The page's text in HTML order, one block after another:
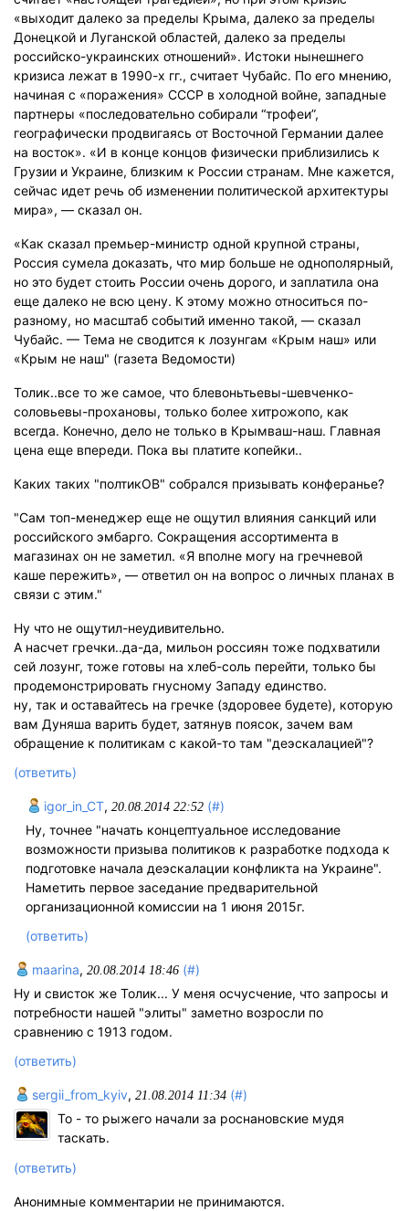
«выходит далеко за пределы Крыма, далеко за пределы
Донецкой и Луганской областей, далеко за пределы
российско-украинских отношений». Истоки нынешнего
кризиса лежат в 1990-х гг., считает Чубайс. По его мнению,
начиная с «поражения» СССР в холодной войне, западные
партнеры «последовательно собирали “трофеи”,
географически продвигаясь от Восточной Германии далее
на восток». «И в конце концов физически приблизились к
Грузии и Украине, близким к России странам. Мне кажется,
сейчас идет речь об изменении политической архитектуры
мира», — сказал он.
«Как сказал премьер-министр одной крупной страны,
Россия сумела доказать, что мир больше не однополярный,
но это будет стоить России очень дорого, и заплатила она
еще далеко не всю цену. К этому можно относиться по-
разному, но масштаб событий именно такой, — сказал
Чубайс. — Тема не сводится к лозунгам «Крым наш» или
«Крым не наш" (газета Ведомости)
Толик..все то же самое, что блевоньтьевы-шевченко-
соловьевы-прохановы, только более хитрожопо, как
всегда. Конечно, дело не только в Крымваш-наш. Главная
цена еще впереди. Пока вы платите копейки..
Каких таких "полтикОВ" собрался призывать конферанье?
"Сам топ-менеджер еще не ощутил влияния санкций или
российского эмбарго. Сокращения ассортимента в
магазинах он не заметил. «Я вполне могу на гречневой
каше пережить», — ответил он на вопрос о личных планах в
связи с этим."
Ну что не ощутил-неудивительно.
А насчет гречки..да-да, мильон россиян тоже подхватили
сей лозунг, тоже готовы на хлеб-соль перейти, только бы
продемонстрировать гнусному Западу единство.
ну, так и оставайтесь на гречке (здоровее будете), которую
вам Дуняша варить будет, затянув поясок, зачем вам
обращение к политикам с какой-то там "деэскалацией"?
(ответить)
igor_in_CT, 20.08.2014 22:52 (#)
Ну, точнее "начать концептуальное исследование
возможности призыва политиков к разработке подхода к
подготовке начала деэскалации конфликта на Украине".
Наметить первое заседание предварительной
организационной комиссии на 1 июня 2015г.
(ответить)
maarina, 20.08.2014 18:46 (#)
Ну и свисток же Толик... У меня осчусчение, что запросы и
потребности нашей "элиты" заметно возросли по
сравнению с 1913 годом.
(ответить)
sergii_from_kyiv, 21.08.2014 11:34 (#)
То - то рыжего начали за роснановские мудя
таскать.
(ответить)
Анонимные комментарии не принимаются.